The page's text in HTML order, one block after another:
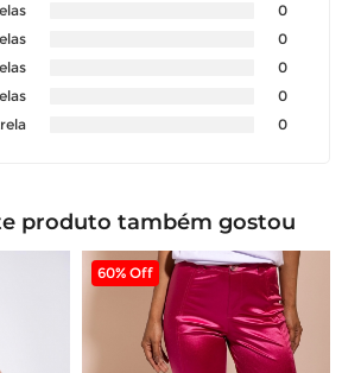
0
0
0
0
0
produto também gostou
60% Off